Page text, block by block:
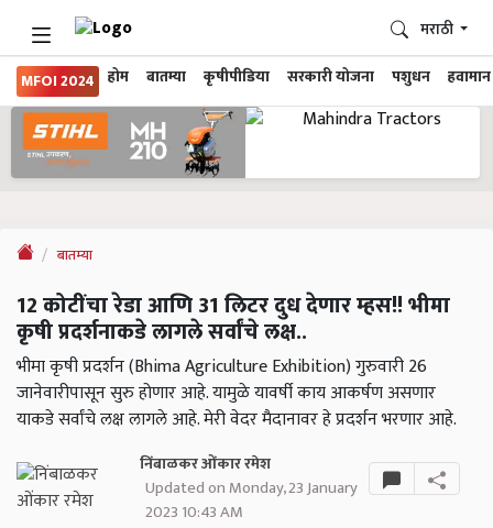
MFOI 2024 होम बातम्या कृषीपीडिया सरकारी योजना पशुधन हवामान
मराठी
बातम्या
12 कोटींचा रेडा आणि 31 लिटर दुध देणार म्हस!! भीमा
कृषी प्रदर्शनाकडे लागले सर्वांचे लक्ष..
भीमा कृषी प्रदर्शन (Bhima Agriculture Exhibition) गुरुवारी 26
जानेवारीपासून सुरु होणार आहे. यामुळे यावर्षी काय आकर्षण असणार
याकडे सर्वांचे लक्ष लागले आहे. मेरी वेदर मैदानावर हे प्रदर्शन भरणार आहे.
निंबाळकर ओंकार रमेश
Updated on Monday, 23 January
2023 10:43 AM